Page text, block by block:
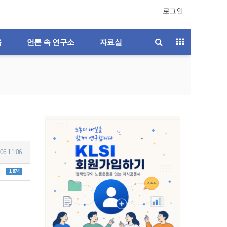
로그인
언론 속 연구소 자료실
11:06
1,874